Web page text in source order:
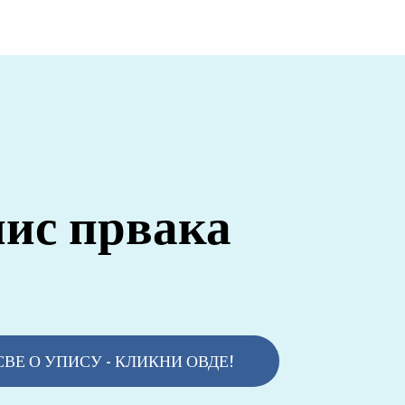
првака
О УПИСУ - КЛИКНИ ОВДЕ!